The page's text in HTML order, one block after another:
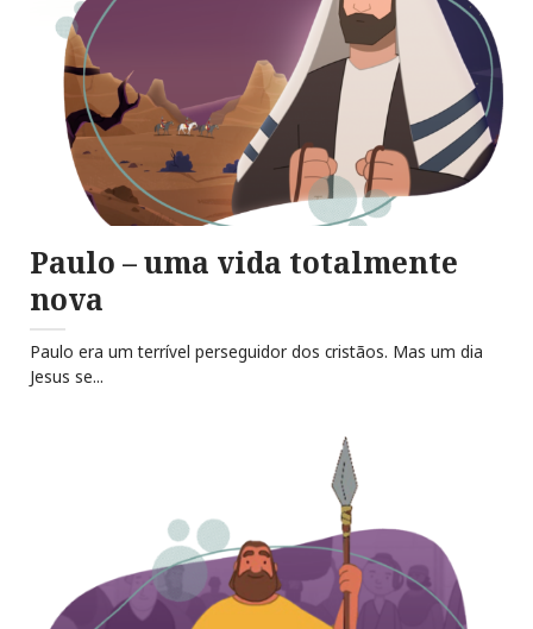
Paulo – uma vida totalmente
nova
Paulo era um terrível perseguidor dos cristãos. Mas um dia
Jesus se...